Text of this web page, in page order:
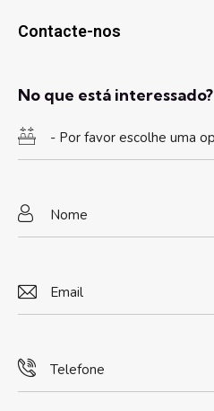
Contacte-nos
No que está interessado?